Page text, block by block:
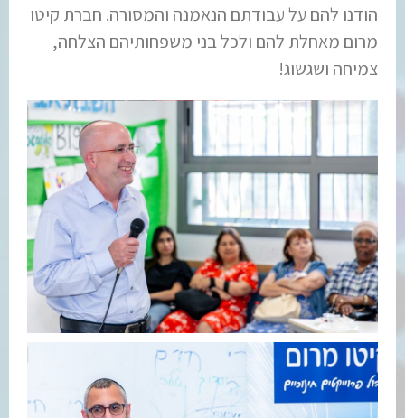
הודנו להם על עבודתם הנאמנה והמסורה. חברת קיטו
מרום מאחלת להם ולכל בני משפחותיהם הצלחה,
צמיחה ושגשוג!